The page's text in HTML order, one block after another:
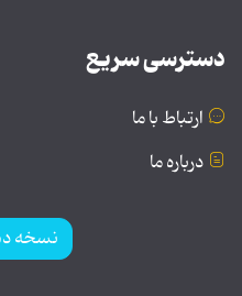
دسترسی سریع
ارتباط با ما
درباره ما
نسخه